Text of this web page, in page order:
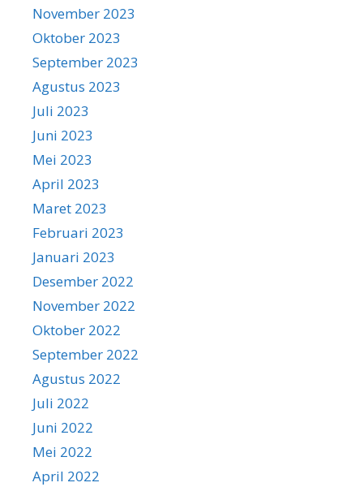
November 2023
Oktober 2023
September 2023
Agustus 2023
Juli 2023
Juni 2023
Mei 2023
April 2023
Maret 2023
Februari 2023
Januari 2023
Desember 2022
November 2022
Oktober 2022
September 2022
Agustus 2022
Juli 2022
Juni 2022
Mei 2022
April 2022